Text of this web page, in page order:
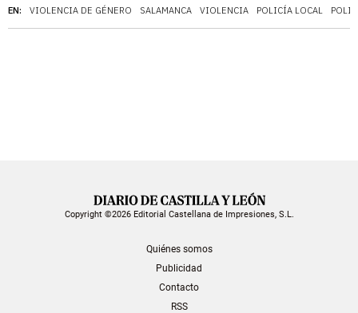
EN: VIOLENCIA DE GÉNERO SALAMANCA VIOLENCIA POLICÍA LOCAL
Copyright ©2026 Editorial Castellana de Impresiones, S.L.
Quiénes somos
Publicidad
Contacto
RSS